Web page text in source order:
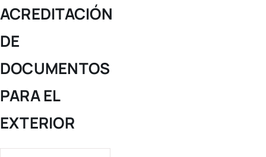
Skip
content
ACREDITACIÓN
DE
DOCUMENTOS
PARA EL
EXTERIOR